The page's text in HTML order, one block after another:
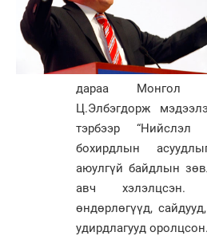
дараа Монгол
Ц.Элбэгдорж
тэрбээр
бохирдлын
аюулгүй байдлын
авч хэлэлцсэн.
өндөрлөгүүд,
удирдлагууд оролцсон.